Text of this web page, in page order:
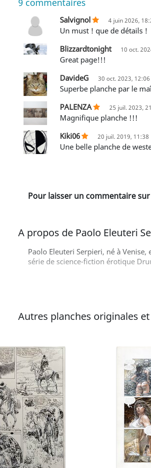
Salvignol 4 juin 2026,
un must ! que de détails !
Blizzardtonight
10 oct.
great page!!!
DavideG
30 oct. 2023, 12:06
Superbe planche par le
PALENZA
25 juil. 2023,
Magnifique planche !!!
Kiki06
20 juil. 2019, 11:38
Une belle planche de
Pour laisser un commentaire
A propos de Paolo Eleuteri
Paolo Eleuteri Serpieri, né à
série de science-fiction érotique
Autres planches originales